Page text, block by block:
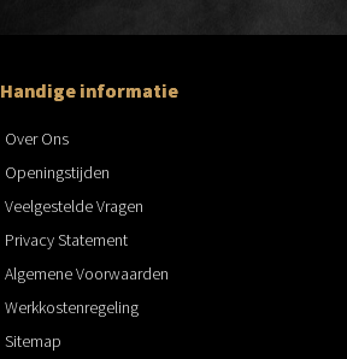
Handige informatie
Over Ons
Openingstijden
Veelgestelde Vragen
Privacy Statement
Algemene Voorwaarden
Werkkostenregeling
Sitemap